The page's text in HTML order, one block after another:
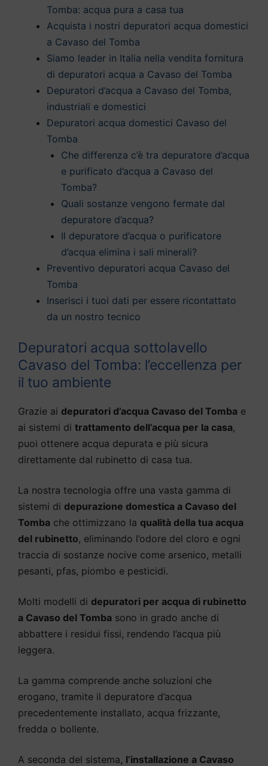
Tomba: acqua pura a casa tua
Acquista i nostri depuratori acqua domestici
a Cavaso del Tomba
Siamo leader in Italia nella vendita fornitura
di depuratori acqua a Cavaso del Tomba
Depuratori d’acqua a Cavaso del Tomba,
industriali e domestici
Depuratori acqua domestici Cavaso del
Tomba
Che differenza c’è tra depuratore d’acqua
e purificato d’acqua a Cavaso del
Tomba?
Quali sostanze vengono fermate dal
depuratore d’acqua?
Il depuratore d’acqua o purificatore
d’acqua elimina i sali minerali?
Preventivo depuratori acqua Cavaso del
Tomba
Inserisci i tuoi dati per essere ricontattato
da un nostro tecnico
Depuratori acqua sottolavello
Cavaso del Tomba: l’eccellenza per
il tuo ambiente
Grazie ai depuratori d’acqua Cavaso del Tomba e
ai sistemi di trattamento dell’acqua per la casa,
puoi ottenere acqua depurata e più sicura
direttamente dal rubinetto di casa tua.
La nostra tecnologia offre una vasta gamma di
sistemi di depurazione domestica a Cavaso del
Tomba che ottimizzano la qualità della tua acqua
del rubinetto, eliminando l’odore del cloro e ogni
traccia di sostanze nocive come arsenico, metalli
pesanti, pfas, piombo e pesticidi.
Molti modelli di depuratori per acqua di rubinetto
a Cavaso del Tomba sono in grado anche di
abbattere i residui fissi, rendendo l’acqua più
leggera.
La gamma comprende anche soluzioni che
erogano, tramite il depuratore d’acqua
precedentemente installato, acqua frizzante,
fredda o bollente.
A seconda del sistema, l’installazione a Cavaso